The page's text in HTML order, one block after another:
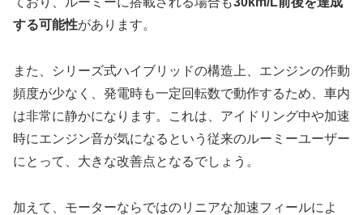
する可能性があります。
また、シリーズ式ハイブリッドの構造上、エンジンの作動
頻度が少なく、発電時も一定回転数で動作するため、車内
は非常に静かになります。これは、アイドリング中や加速
時にエンジン音が気になるという従来のルーミーユーザー
にとって、大きな改善点となるでしょう。
加えて、モーターならではのリニアな加速フィールによ